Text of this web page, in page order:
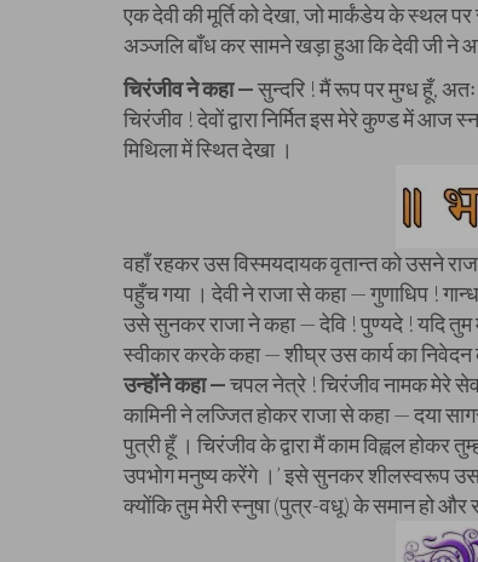
एक देवी की मूर्ति को देखा, जो मार्कंडेय के स्थल
अञ्जलि बाँध कर सामने खड़ा हुआ कि देवी जी ने
चिरंजीव ने कहा —सुन्दरि ! मैं रूप पर मुग्ध हूँ,
चिरंजीव ! देवों द्वारा निर्मित इस मेरे कुण्ड में
मिथिला में स्थित देखा ।
वहाँ रहकर उस विस्मयदायक वृतान्त को उसने
पहुँच गया । देवी ने राजा से कहा — गुणाधिप !
उसे सुनकर राजा ने कहा — देवि ! पुण्यदे ! यदि तुम
स्वीकार करके कहा — शीघ्र उस कार्य का निवेदन
उन्होंने कहा —चपल नेत्रे ! चिरंजीव नामक मेरे
कामिनी ने लज्जित होकर राजा से कहा — दया
पुत्री हूँ । चिरंजीव के द्वारा मैं काम विह्वल होकर
उपभोग मनुष्य करेंगे ।’ इसे सुनकर शीलस्वरूप उस
क्योंकि तुम मेरी स्नुषा (पुत्र-वधू) के समान हो और